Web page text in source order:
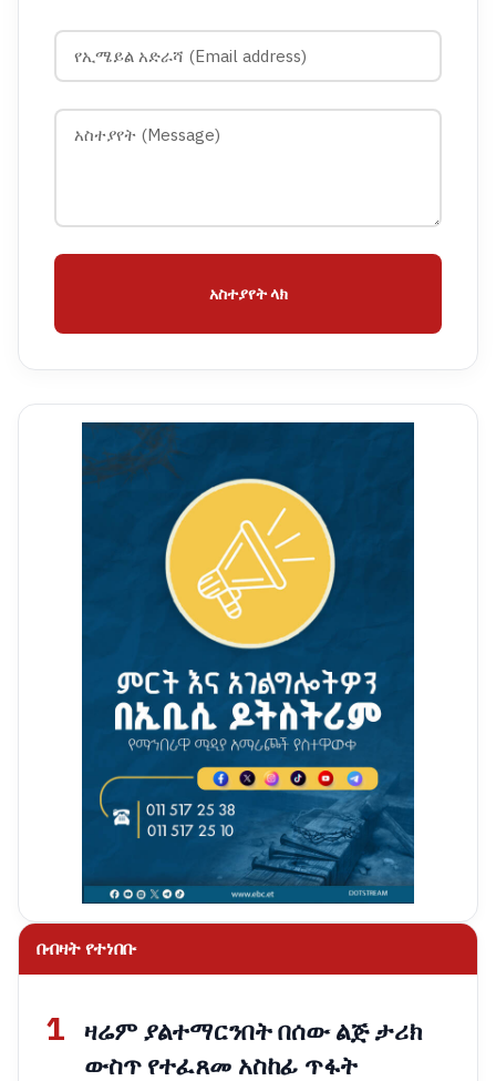
አስተያየት ላክ
በብዛት የተነበቡ
1 ዛሬም ያልተማርንበት በሰው ልጅ ታሪክ
ውስጥ የተፈጸመ አስከፊ ጥፋት